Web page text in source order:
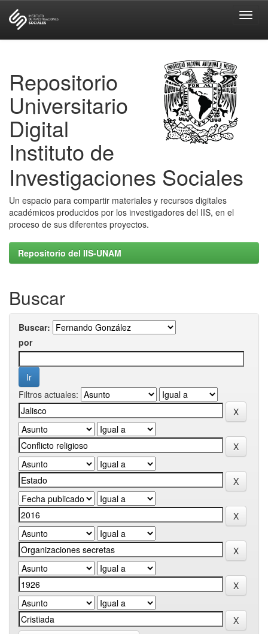
Repositorio
Universitario
Digital
Instituto de
Investigaciones Sociales
Un espacio para compartir materiales y recursos digitales
académicos producidos por los investigadores del IIS, en el
proceso de sus diferentes proyectos.
Repositorio del IIS-UNAM
Buscar
Buscar:
por
Filtros actuales: